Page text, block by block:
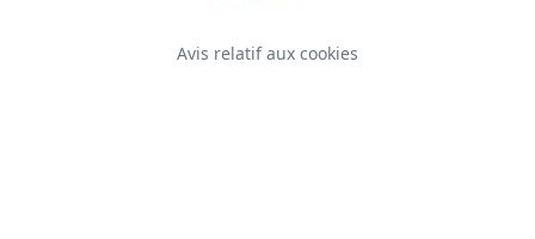
Avis relatif aux cookies